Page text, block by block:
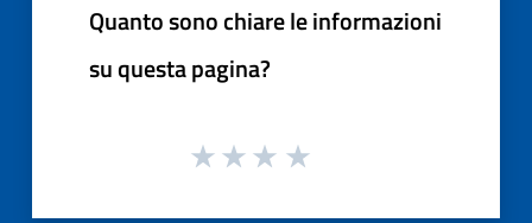
Quanto sono chiare le informazioni
su questa pagina?